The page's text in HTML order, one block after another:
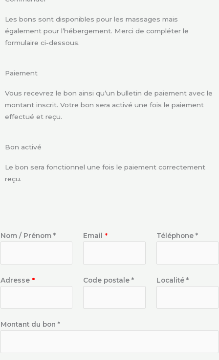
Les bons sont disponibles pour les massages mais
également pour l’hébergement. Merci de compléter le
formulaire ci-dessous.
Paiement
Vous recevrez le bon ainsi qu’un bulletin de paiement avec le
montant inscrit. Votre bon sera activé une fois le paiement
effectué et reçu.
Bon activé
Le bon sera fonctionnel une fois le paiement correctement
reçu.
Nom / Prénom * Email* Téléphone *
Adresse * Code postale * Localité *
Montant du bon *